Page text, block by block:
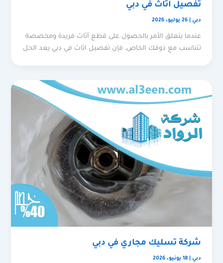
تفصيل اثاث في دبي
دبي |26 يوليو، 2026
عندما يتعلق الأمر بالحصول على قطع أثاث فريدة ومخصصة
تتناسب مع ذوقك الخاص، فإن تفصيل اثاث في دبي يعد الحل
شركة تسليك مجاري في دبي
دبي |18 يونيو، 2026